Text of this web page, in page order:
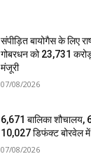
संपीड़ित बायोगैस के लिए
गोबरधन को 23,731
मंजूरी
07/08/2026
6,671 बालिका शौचालय,
10,027 डिफंक्ट बोरवेल में
07/08/2026